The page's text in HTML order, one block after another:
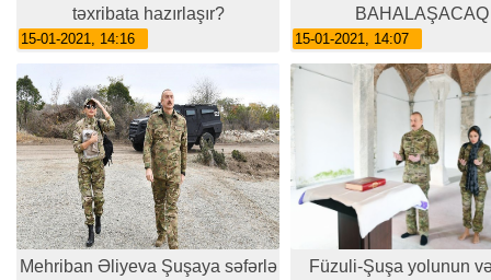
təxribata hazırlaşır?
15-01-2021, 14:16
BAHALAŞACAQ
15-01-2021, 14:07
Mehriban Əliyeva Şuşaya səfərlə
Füzuli-Şuşa yolunun